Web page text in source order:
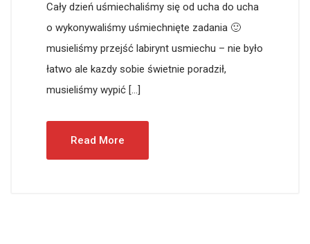
Cały dzień uśmiechaliśmy się od ucha do ucha
o wykonywaliśmy uśmiechnięte zadania 🙂
musieliśmy przejść labirynt usmiechu – nie było
łatwo ale kazdy sobie świetnie poradził,
musieliśmy wypić […]
Read More